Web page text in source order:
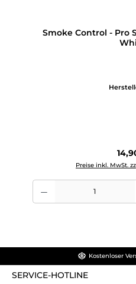
Smoke Control - Pro
Preise inkl. MwSt.
Produkt Anzahl: Gib den
Kostenloser
SERVICE-HOTLINE